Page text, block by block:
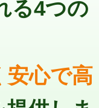
27,500円
現場見積
11,000円
33,000円
る4つの
安心で高